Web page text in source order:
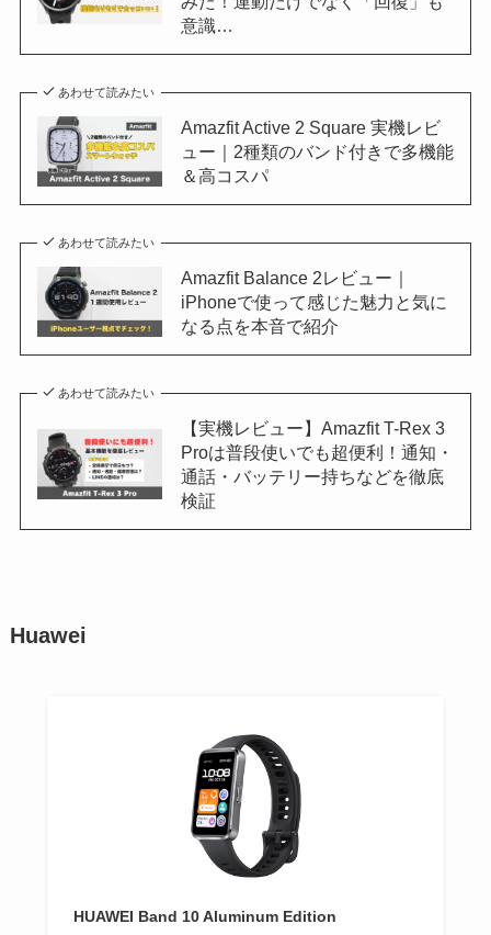
意識…
あわせて読みたい
Amazfit Active 2 Square 実機レビ
ュー｜2種類のバンド付きで多機能
＆高コスパ
あわせて読みたい
Amazfit Balance 2レビュー｜
iPhoneで使って感じた魅力と気に
なる点を本音で紹介
あわせて読みたい
【実機レビュー】Amazfit T-Rex 3
Proは普段使いでも超便利！通知・
通話・バッテリー持ちなどを徹底
検証
Huawei
HUAWEI Band 10 Aluminum Edition